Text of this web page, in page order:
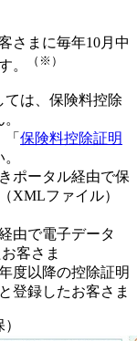
さまに毎年10月中
。
（※）
ては、保険料控除
保険料控除証明
ポータル経由で保
XMLファイル）
由で電子データ
客さま
度以降の控除証明
登録したお客さま